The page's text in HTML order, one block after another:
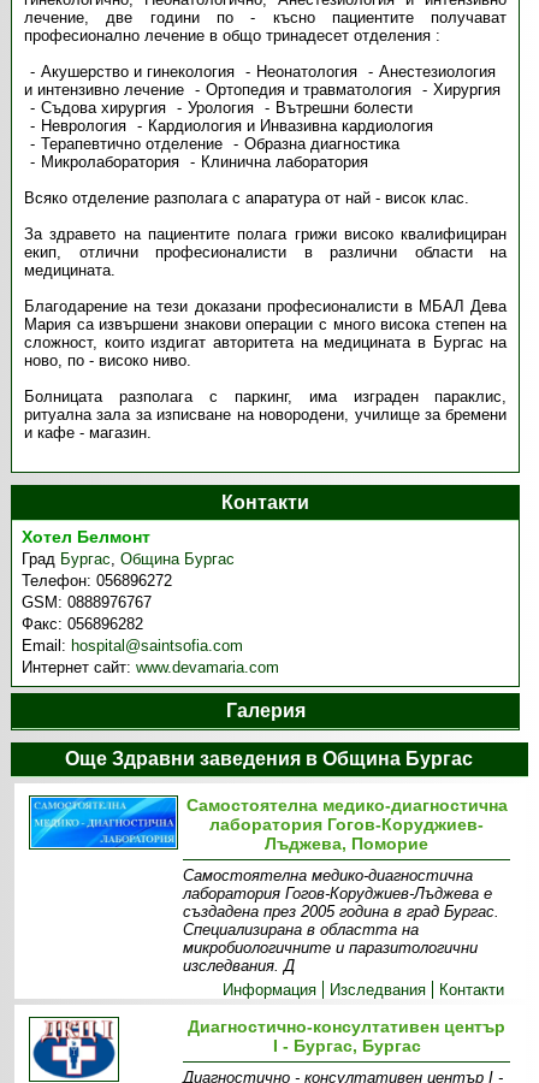
лечение, две години по - късно пациентите получават
професионално лечение в общо тринадесет отделения :
Акушерство и гинекология
Неонатология
Анестезиология
и интензивно лечение
Ортопедия и травматология
Хирургия
Съдова хирургия
Урология
Вътрешни болести
Неврология
Кардиология и Инвазивна кардиология
Терапевтично отделение
Образна диагностика
Микролаборатория
Клинична лаборатория
Всяко отделение разполага с апаратура от най - висок клас.
За здравето на пациентите полага грижи високо квалифициран
екип, отлични професионалисти в различни области на
медицината.
Благодарение на тези доказани професионалисти в МБАЛ Дева
Мария са извършени знакови операции с много висока степен на
сложност, които издигат авторитета на медицината в Бургас на
ново, по - високо ниво.
Болницата разполага с паркинг, има изграден параклис,
ритуална зала за изписване на новородени, училище за бремени
и кафе - магазин.
Контакти
Хотел Белмонт
Град Бургас,Община Бургас
Телефон:056896272
GSM:0888976767
Факс:056896282
Email: hospital@saintsofia.com
Интернет сайт:www.devamaria.com
Галерия
Още Здравни заведения в Община Бургас
Самостоятелна медико-диагностична
лаборатория Гогов-Коруджиев-
Лъджева, Поморие
Самостоятелна медико-диагностична
лаборатория Гогов-Коруджиев-Лъджева е
създадена през 2005 година в град Бургас.
Специализирана в областта на
микробиологичните и паразитологични
изследвания. Д
Информация
Изследвания Контакти
Диагностично-консултативен център
I - Бургас, Бургас
Диагностично - консултативен център І -